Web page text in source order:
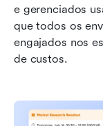
e gerenciados
que todos os
engajados nos
de custos.